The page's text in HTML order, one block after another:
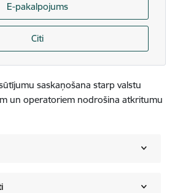
E-pakalpojums
Citi
saskaņošana starp valstu
un operatoriem nodrošina atkritumu